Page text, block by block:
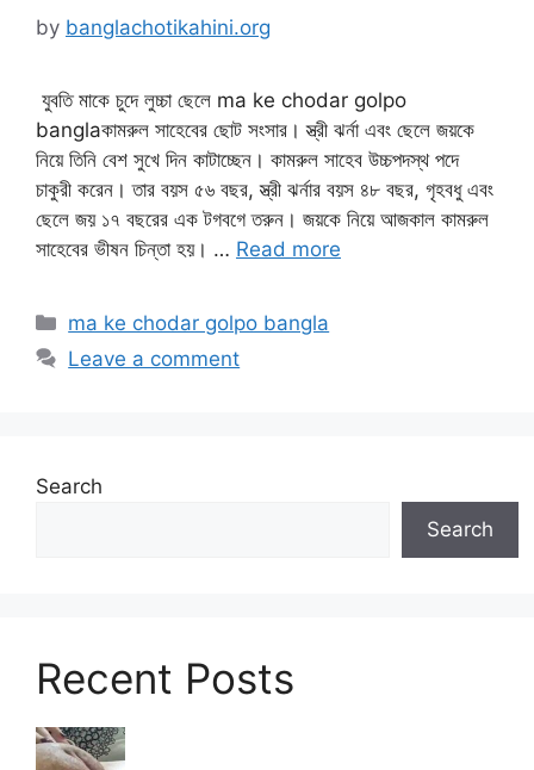
by banglachotikahini.org
যুবতি মাকে চুদে লুচ্চা ছেলে ma ke chodar golpo
banglaকামরুল সাহেবের ছোট সংসার। স্ত্রী ঝর্না এবং ছেলে জয়কে
নিয়ে তিনি বেশ সুখে দিন কাটাচ্ছেন। কামরুল সাহেব উচ্চপদস্থ পদে
চাকুরী করেন। তার বয়স ৫৬ বছর, স্ত্রী ঝর্নার বয়স ৪৮ বছর, গৃহবধু এবং
ছেলে জয় ১৭ বছরের এক টগবগে তরুন। জয়কে নিয়ে আজকাল কামরুল
সাহেবের ভীষন চিন্তা হয়। … Read more
Categories
ma ke chodar golpo bangla
Leave a comment
Search
Search
Recent Posts